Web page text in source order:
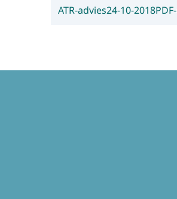
ATR-advies24-10-2018